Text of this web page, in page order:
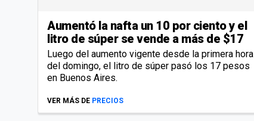
Aumentó la nafta un 10 por ciento y el
litro de súper se vende a más de $17
Luego del aumento vigente desde la primera hora
del domingo, el litro de súper pasó los 17 pesos
en Buenos Aires.
VER MÁS DE PRECIOS